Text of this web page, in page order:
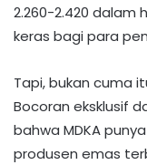
2.260-2.420 dalam
keras bagi para
Tapi, bukan cuma
Bocoran eksklusif
bahwa MDKA
produsen emas